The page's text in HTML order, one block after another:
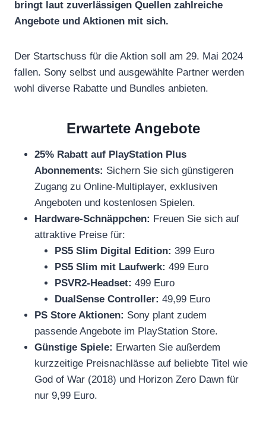
bringt laut zuverlässigen Quellen zahlreiche
Angebote und Aktionen mit sich.
Der Startschuss für die Aktion soll am 29. Mai 2024
fallen. Sony selbst und ausgewählte Partner werden
wohl diverse Rabatte und Bundles anbieten.
Erwartete Angebote
25% Rabatt auf PlayStation Plus
Abonnements: Sichern Sie sich günstigeren
Zugang zu Online-Multiplayer, exklusiven
Angeboten und kostenlosen Spielen.
Hardware-Schnäppchen: Freuen Sie sich auf
attraktive Preise für:
PS5 Slim Digital Edition: 399 Euro
PS5 Slim mit Laufwerk: 499 Euro
PSVR2-Headset: 499 Euro
DualSense Controller: 49,99 Euro
PS Store Aktionen: Sony plant zudem
passende Angebote im PlayStation Store.
Günstige Spiele: Erwarten Sie außerdem
kurzzeitige Preisnachlässe auf beliebte Titel wie
God of War (2018) und Horizon Zero Dawn für
nur 9,99 Euro.